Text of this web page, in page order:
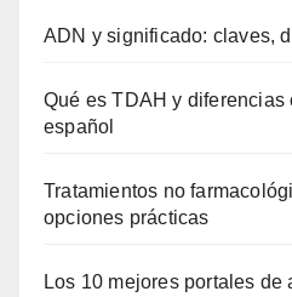
ADN y significado: claves,
Qué es TDAH y
español
Tratamientos no
opciones prácticas
Los 10 mejores portales